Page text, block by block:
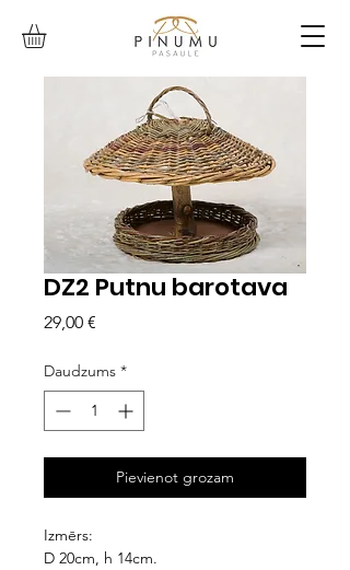
DZ2 Putnu barotava
29,00 €
Daudzums *
Pievienot grozam
Izmērs:
D 20cm, h 14cm.